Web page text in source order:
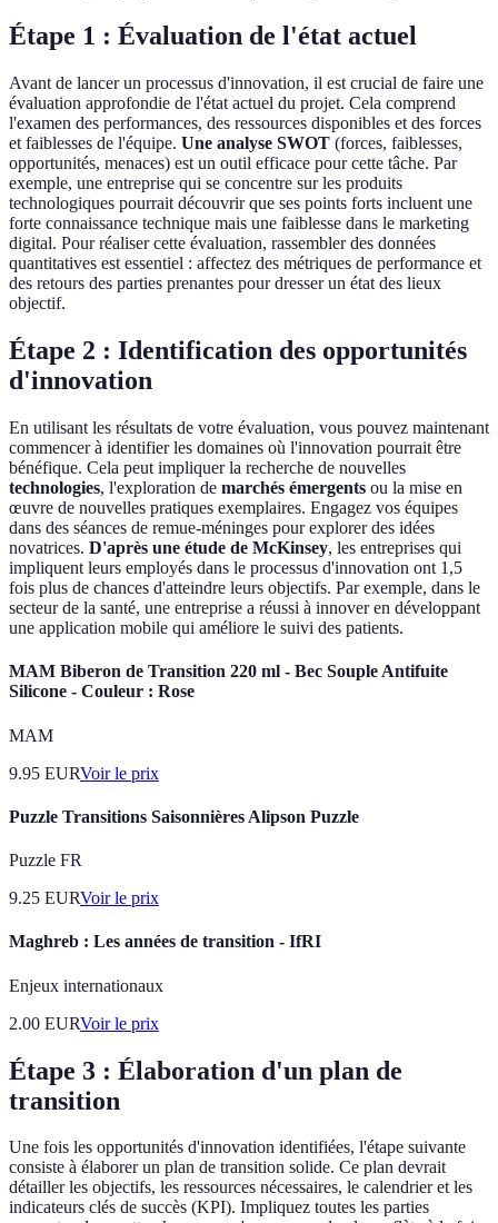
Étape 1 : Évaluation de l'état actuel
Avant de lancer un processus d'innovation, il est crucial de faire une
évaluation approfondie de l'état actuel du projet. Cela comprend
l'examen des performances, des ressources disponibles et des forces
et faiblesses de l'équipe. Une analyse SWOT (forces, faiblesses,
opportunités, menaces) est un outil efficace pour cette tâche. Par
exemple, une entreprise qui se concentre sur les produits
technologiques pourrait découvrir que ses points forts incluent une
forte connaissance technique mais une faiblesse dans le marketing
digital. Pour réaliser cette évaluation, rassembler des données
quantitatives est essentiel : affectez des métriques de performance et
des retours des parties prenantes pour dresser un état des lieux
objectif.
Étape 2 : Identification des opportunités
d'innovation
En utilisant les résultats de votre évaluation, vous pouvez maintenant
commencer à identifier les domaines où l'innovation pourrait être
bénéfique. Cela peut impliquer la recherche de nouvelles
technologies, l'exploration de marchés émergents ou la mise en
œuvre de nouvelles pratiques exemplaires. Engagez vos équipes
dans des séances de remue-méninges pour explorer des idées
novatrices. D'après une étude de McKinsey, les entreprises qui
impliquent leurs employés dans le processus d'innovation ont 1,5
fois plus de chances d'atteindre leurs objectifs. Par exemple, dans le
secteur de la santé, une entreprise a réussi à innover en développant
une application mobile qui améliore le suivi des patients.
MAM Biberon de Transition 220 ml - Bec Souple Antifuite
Silicone - Couleur : Rose
MAM
9.95 EURVoir le prix
Puzzle Transitions Saisonnières Alipson Puzzle
Puzzle FR
9.25 EURVoir le prix
Maghreb : Les années de transition - IfRI
Enjeux internationaux
2.00 EURVoir le prix
Étape 3 : Élaboration d'un plan de
transition
Une fois les opportunités d'innovation identifiées, l'étape suivante
consiste à élaborer un plan de transition solide. Ce plan devrait
détailler les objectifs, les ressources nécessaires, le calendrier et les
indicateurs clés de succès (KPI). Impliquez toutes les parties